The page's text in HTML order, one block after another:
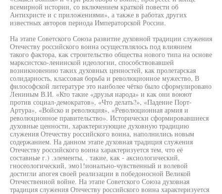
всемирной истории, со включением краткой повести об
Антихристе и с приложениями», а также в работах других
известных авторов периода Императорской России.
На этапе Советского Союза развитие духовной традиции служения
Отечеству российского воина осуществлялось под влиянием
такого фактора, как строительство общества нового типа на основе
марксистско-ленинской идеологии, способствовавшей
возникновению таких духовных ценностей, как пролетарская
солидарность, классовая борьба и революционное мужество, В
философской литературе это наиболее чётко было сформулировано
Лениным В.И. «Кто такие «друзья народа» и как они воюют
против социал-демократов», «Что делать?», «Падение Порт-
Артура», «Войско и революция», «Революционная армия и
революционное правительство». Исторически сформировавшиеся
духовные ценности, характеризующие духовную традицию
служения Отечеству российского воина, наполнились новым
содержанием. На данном этапе духовная традиция служения
Отечеству российского воина характеризуется тем, что её
составные г.) .элементы, . такие, как - аксиологический,
гносеологический, эмо1!ионалъно-чувственный и волевой
достигли апогея своей реализации в победоносной Великой
Отечественной войне. На этапе Советского Союза духовная
традиция служения Отечеству российского воина характеризуется